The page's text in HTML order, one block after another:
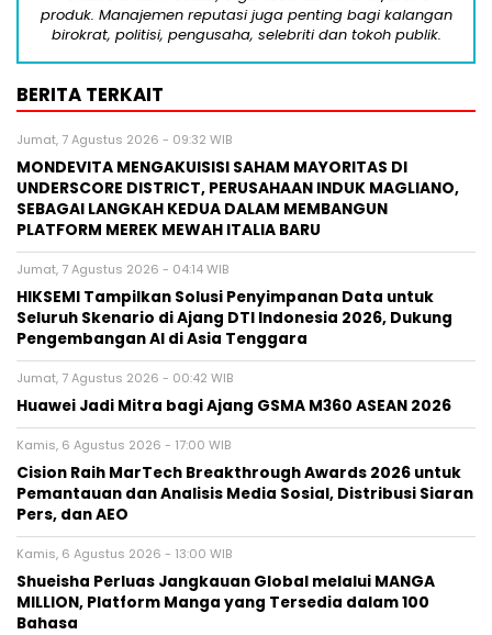
produk. Manajemen reputasi juga penting bagi kalangan
birokrat, politisi, pengusaha, selebriti dan tokoh publik.
BERITA TERKAIT
Jumat, 7 Agustus 2026 - 09:32 WIB
MONDEVITA MENGAKUISISI SAHAM MAYORITAS DI
UNDERSCORE DISTRICT, PERUSAHAAN INDUK MAGLIANO,
SEBAGAI LANGKAH KEDUA DALAM MEMBANGUN
PLATFORM MEREK MEWAH ITALIA BARU
Jumat, 7 Agustus 2026 - 04:14 WIB
HIKSEMI Tampilkan Solusi Penyimpanan Data untuk
Seluruh Skenario di Ajang DTI Indonesia 2026, Dukung
Pengembangan AI di Asia Tenggara
Jumat, 7 Agustus 2026 - 00:42 WIB
Huawei Jadi Mitra bagi Ajang GSMA M360 ASEAN 2026
Kamis, 6 Agustus 2026 - 17:00 WIB
Cision Raih MarTech Breakthrough Awards 2026 untuk
Pemantauan dan Analisis Media Sosial, Distribusi Siaran
Pers, dan AEO
Kamis, 6 Agustus 2026 - 13:00 WIB
Shueisha Perluas Jangkauan Global melalui MANGA
MILLION, Platform Manga yang Tersedia dalam 100
Bahasa